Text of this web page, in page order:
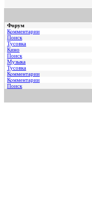
Форум
Комментарии
Поиск
Тусовка
Кино
Поиск
Музыка
Тусовка
Комментарии
Комментарии
Поиск